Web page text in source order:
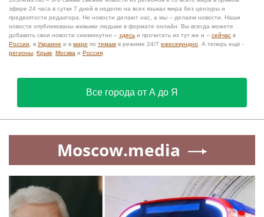
эфире 24 часа в сутки 7 дней в неделю на всех языках мира без цензуры и
предвзятости редактора. Не новости делают нас, а мы – делаем новости. Наши
новости опубликованы живыми людьми в формате онлайн. Вы всегда можете
добавить свои новости сиюминутно – здесь и прочитать их тут же и – сейчас в
России , в Украине и в мире по темам в режиме 24/7 ежесекундно . А теперь ещё -
регионы Крым Москва и Россия
Все города от А до Я
Moscow.media